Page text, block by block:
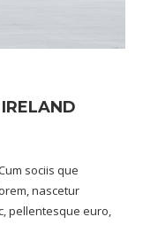
sociis que
nascetur
pellentesque euro,